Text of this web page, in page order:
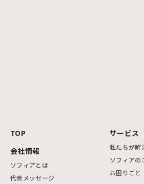
TOP
会社情報
ソフィアとは
代表メッセージ
サービス
私たちが解
ソフィアの
お困りごと